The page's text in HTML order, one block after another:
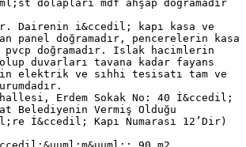
dolapları mdf ahşap doğramadır
Dairenin i&ccedil; kapı kasa ve
panel doğramadır, pencerelerin kasa
doğramadır. Islak hacimlerin
duvarları tavana kadar fayans
elektrik ve sıhhi tesisatı tam ve
Erdem Sokak No: 40 İ&ccedil;
Belediyenin Vermiş Olduğu
İ&ccedil; Kapı Numarası 12’Dir)